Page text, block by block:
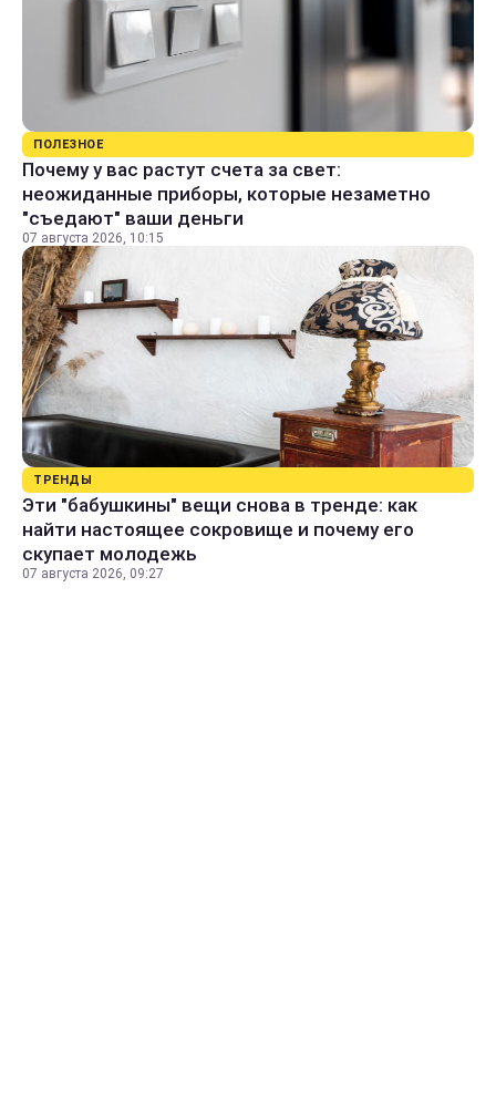
ПОЛЕЗНОЕ
Почему у вас растут счета за свет:
неожиданные приборы, которые незаметно
"съедают" ваши деньги
07 августа 2026, 10:15
ТРЕНДЫ
Эти "бабушкины" вещи снова в тренде: как
найти настоящее сокровище и почему его
скупает молодежь
07 августа 2026, 09:27